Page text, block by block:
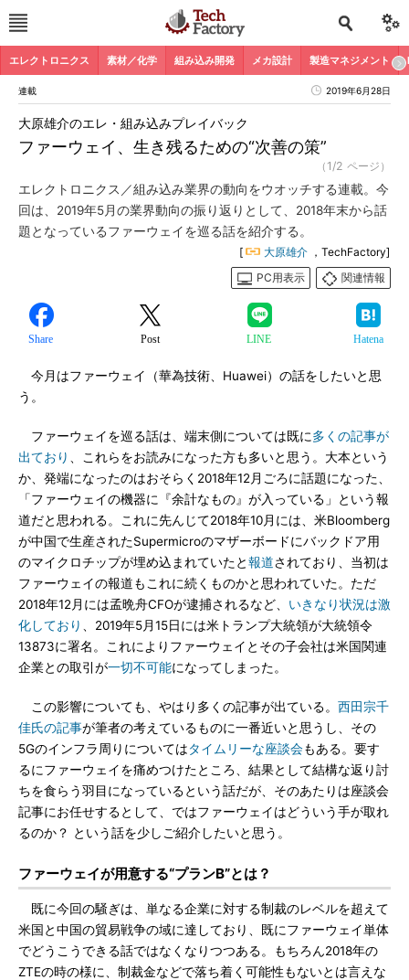
エレクトロニクス 素材／化学 組み込み開発 メカ設計 製造マネジメント
連載 2019年6月28日
ファーウェイ、生き残るための“次善の策”
大原雄介のエレ・組み込みプレイバック
（1/2 ページ）
エレクトロニクス／組み込み業界の動向をウオッチする連載。今
回は、2019年5月の業界動向の振り返りとして、2018年末から話
題となっているファーウェイを巡る話を紹介する。
[ 大原雄介 ，TechFactory]
PC用表示
関連情報
Share Post LINE Hatena
今月はファーウェイ（華為技術、Huawei）の話をしたいと思
う。
ファーウェイを巡る話は、端末側については既に多くの記事が
出ており
、これらをお読みになった方も多いと思う。大本という
か、発端になったのはおそらく2018年12月ごろに話題になった、
「ファーウェイの機器に『余計なもの』が入っている」という報
道だと思われる。これに先んじて2018年10月には、米Bloomberg
が中国で生産されたSupermicroのマザーボードにバックドア用
のマイクロチップが埋め込まれていたと報道されており、当初は
ファーウェイの報道もこれに続くものかと思われていた。ただ
2018年12月には孟晩舟CFOが逮捕されるなど、 いきなり状況は激
化しており
、2019年5月15日には米トランプ大統領が大統領令
13873に署名。これによりファーウェイとその子会社は米国関連
企業との取引が一切不可能になってしまった。
この影響についても、やはり多くの記事が出ている。 西田宗千
佳氏の記事が筆者の考えているものに一番近いと思うし、その
5Gのインフラ周りについてはタイムリーな座談会もある。要す
るにファーウェイを痛めつけたところ、結果として結構な返り討
ちを食らう羽目になっているという話だが、そのあたりは座談会
記事にお任せするとして、ではファーウェイはどういう手が取れ
るのか？ という話を少しご紹介したいと思う。
ファーウェイが用意する“プランB”とは？
既に今回の騒ぎは、単なる企業に対する制裁のレベルを超えて
米国と中国の貿易戦争の域に達しており、既にファーウェイ単体
でどうこうできる話ではなくなりつつある。もちろん2018年の
ZTEの時の様に、制裁金などで落ち着く可能性もないとは言えな